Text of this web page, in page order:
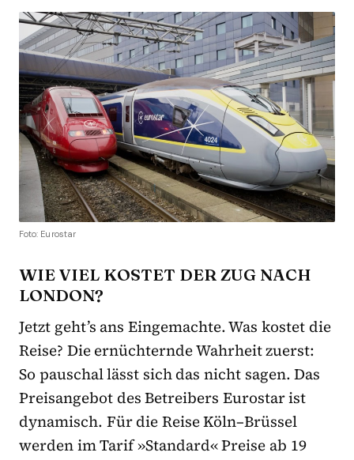
Foto: Eurostar
WIE VIEL KOSTET DER ZUG NACH
LONDON?
Jetzt geht’s ans Eingemachte. Was kostet die
Reise? Die ernüchternde Wahrheit zuerst:
So pauschal lässt sich das nicht sagen. Das
Preisangebot des Betreibers Eurostar ist
dynamisch. Für die Reise Köln–Brüssel
werden im Tarif »Standard« Preise ab 19